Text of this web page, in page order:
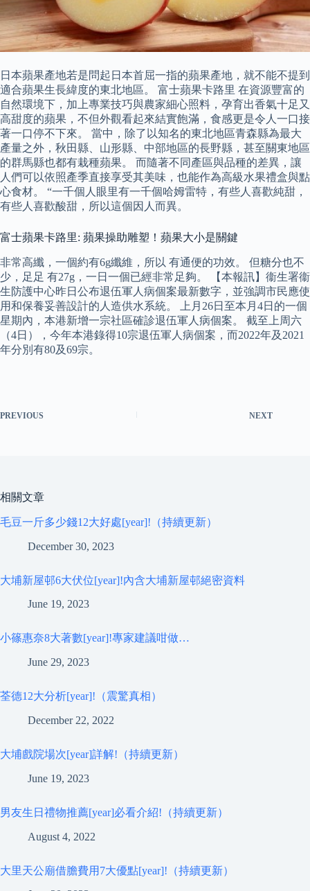
日本蘋果產地若是問起日本首屈一指的蘋果產地，就不能不提到
適合蘋果生長緯度的東北地區。 富士蘋果卡路里 在資源豐富的
自然環境下，加上專業技巧與農家細心照料，孕育出香氣十足又
高甜度的蘋果，不但外觀看起來結實飽滿，食感更是令人一口接
著一口停不下來。 當中，除了以知名的東北地區青森縣為最大
產量之外，秋田縣、山形縣、中部地區的長野縣，甚至關東地區
的群馬縣也都有栽種蘋果。 而隨著不同產區與品種的差異，讓
人們可以依照產季直接享受其美味，也能作為高級水果禮盒與點
心食材。 “一千個人眼里有一千個哈姆雷特，有些人喜歡純甜，
有些人喜歡酸甜，所以這個因人而異。
富士蘋果卡路里: 蘋果操助雕塑！蘋果大小是關鍵
非常高纖，一個約有6g纖維，所以 有通便的功效。 但糖分也不
少，足足 有27g，一日一個已經非常足夠。 【本報訊】衞生署衞
生防護中心昨日公布退伍軍人病個案最新數字，並強調市民應使
用和保養妥善設計的人造供水系統。 上月26日至本月4日的一個
星期內，本港新增一宗社區確診退伍軍人病個案。 截至上周六
（4日），今年本港錄得10宗退伍軍人病個案，而2022年及2021
年分別有80及69宗。
PREVIOUS NEXT
相關文章
毛豆一斤多少錢12大好處[year]!（持續更新）
December 30, 2023
大埔新屋邨6大伏位[year]!內含大埔新屋邨絕密資料
June 19, 2023
小篠惠奈8大著數[year]!專家建議咁做…
June 29, 2023
荃德12大分析[year]!（震驚真相）
December 22, 2022
大埔戲院場次[year]詳解!（持續更新）
June 19, 2023
男友生日禮物推薦[year]必看介紹!（持續更新）
August 4, 2022
大里天公廟借膽費用7大優點[year]!（持續更新）